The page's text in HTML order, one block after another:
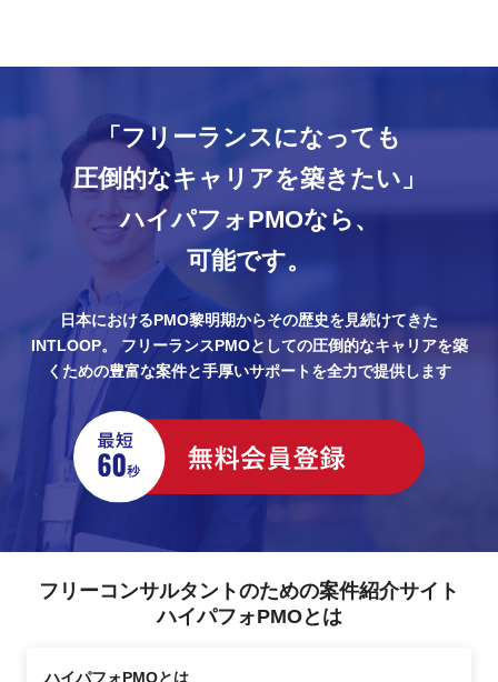
び再発防止策の策定支援
「フリーランスになっても
圧倒的なキャリアを築きたい」
ハイパフォPMOなら、
可能です。
日本におけるPMO黎明期からその歴史を見続けてきた
INTLOOP。
フリーランスPMOとしての圧倒的なキャリアを築
くための豊富な案件と手厚いサポートを全力で提供します
フリーコンサルタントのための案件紹介サイト
ハイパフォPMOとは
ハイパフォPMOとは